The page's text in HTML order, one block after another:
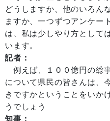
どうしますか、他のいろん
ますか、一つずつアンケー
は、私は少しやり方として
います。
記者：
例えば、１００億円の総
について県民の皆さんは、
きですかということをいか
うでしょう
知事：